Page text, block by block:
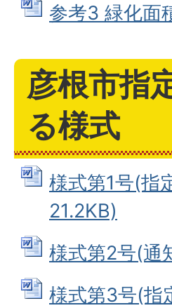
参考3 緑化面
彦根市指
る様式
様式第1号(指
21.2KB)
様式第2号(通
様式第3号(指